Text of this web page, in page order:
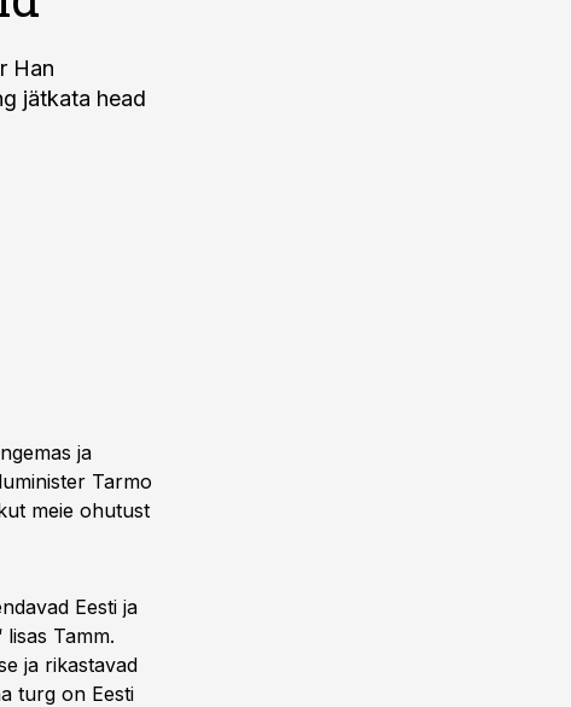
Han
jätkata head
ja
Tarmo
meie ohutust
Eesti ja
Tamm.
ja rikastavad
turg on Eesti